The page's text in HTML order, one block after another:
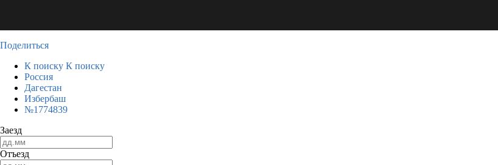
Поделиться
К поиску К поиску
Россия
Дагестан
Избербаш
№1774839
Заезд
Отъезд